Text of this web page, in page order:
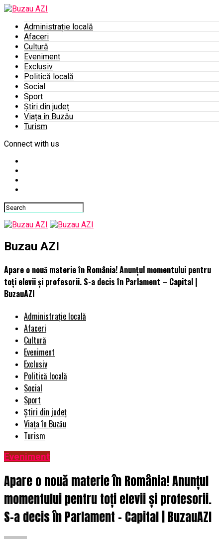
Administrație locală
Afaceri
Cultură
Eveniment
Exclusiv
Politică locală
Social
Sport
Știri din județ
Viața în Buzău
Turism
Connect with us
Buzau AZI
Apare o nouă materie în România! Anunțul momentului pentru
toți elevii și profesorii. S-a decis în Parlament – Capital |
BuzauAZI
Administrație locală
Afaceri
Cultură
Eveniment
Exclusiv
Politică locală
Social
Sport
Știri din județ
Viața în Buzău
Turism
Eveniment
Apare o nouă materie în România! Anunțul
momentului pentru toți elevii și profesorii.
S-a decis în Parlament – Capital | BuzauAZI